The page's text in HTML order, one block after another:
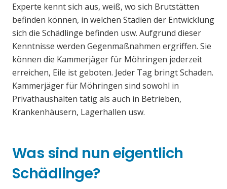
Experte kennt sich aus, weiß, wo sich Brutstätten
befinden können, in welchen Stadien der Entwicklung
sich die Schädlinge befinden usw. Aufgrund dieser
Kenntnisse werden Gegenmaßnahmen ergriffen. Sie
können die Kammerjäger für Möhringen jederzeit
erreichen, Eile ist geboten. Jeder Tag bringt Schaden.
Kammerjäger für Möhringen sind sowohl in
Privathaushalten tätig als auch in Betrieben,
Krankenhäusern, Lagerhallen usw.
Was sind nun eigentlich
Schädlinge?